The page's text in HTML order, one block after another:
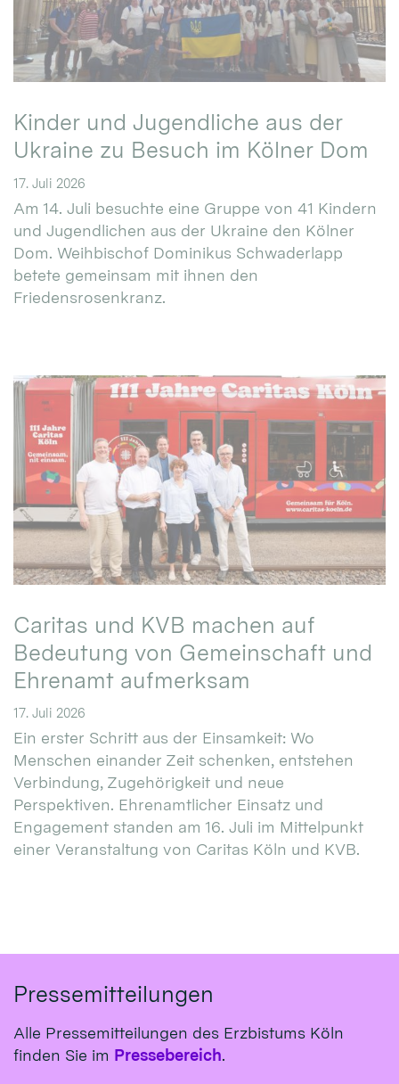
Kinder und Jugendliche aus der
Ukraine zu Besuch im Kölner Dom
17. Juli 2026
Am 14. Juli besuchte eine Gruppe von 41 Kindern
und Jugendlichen aus der Ukraine den Kölner
Dom. Weihbischof Dominikus Schwaderlapp
betete gemeinsam mit ihnen den
Friedensrosenkranz.
Caritas und KVB machen auf
Bedeutung von Gemeinschaft und
Ehrenamt aufmerksam
17. Juli 2026
Ein erster Schritt aus der Einsamkeit: Wo
Menschen einander Zeit schenken, entstehen
Verbindung, Zugehörigkeit und neue
Perspektiven. Ehrenamtlicher Einsatz und
Engagement standen am 16. Juli im Mittelpunkt
einer Veranstaltung von Caritas Köln und KVB.
Pressemitteilungen
Alle Pressemitteilungen des Erzbistums Köln
finden Sie im Pressebereich.